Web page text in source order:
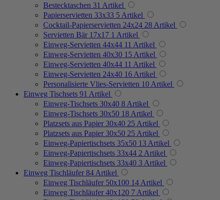
Bestecktaschen 31 Artikel
Papierservietten 33x33 5 Artikel
Cocktail-Papierservietten 24x24 28 Artikel
Servietten Bär 17x17 1 Artikel
Einweg-Servietten 44x44 11 Artikel
Einweg-Servietten 40x30 15 Artikel
Einweg-Servietten 40x44 11 Artikel
Einweg-Servietten 24x40 16 Artikel
Personalisierte Vlies-Servietten 10 Artikel
Einweg Tischsets 91 Artikel
Einweg-Tischsets 30x40 8 Artikel
Einweg-Tischsets 30x50 18 Artikel
Platzsets aus Papier 30x40 25 Artikel
Platzsets aus Papier 30x50 25 Artikel
Einweg-Papiertischsets 35x50 13 Artikel
Einweg-Papiertischsets 33x44 2 Artikel
Einweg-Papiertischsets 33x40 3 Artikel
Einweg Tischläufer 84 Artikel
Einweg Tischläufer 50x100 14 Artikel
Einweg Tischläufer 40x120 7 Artikel